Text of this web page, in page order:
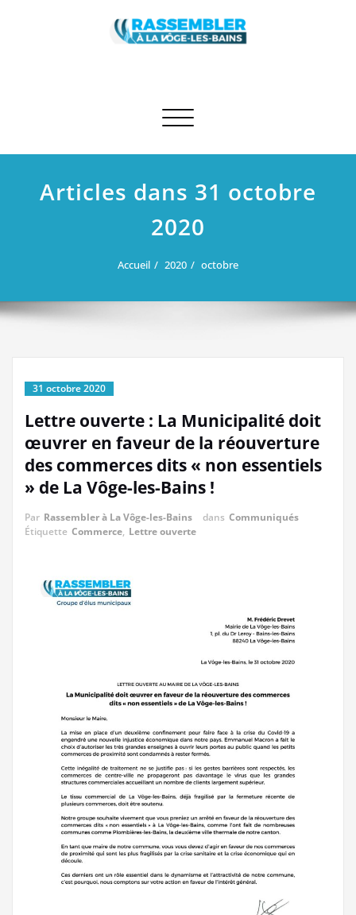
Afficher/masquer la navigation
Articles dans 31 octobre
2020
Accueil 2020 octobre
31 octobre 2020
Lettre ouverte : La Municipalité doit
œuvrer en faveur de la réouverture
des commerces dits « non essentiels
» de La Vôge-les-Bains !
Par Rassembler à La Vôge-les-Bains dans Communiqués
Étiquette Commerce, Lettre ouverte